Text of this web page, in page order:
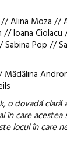
Alina Moza
Ioana
Pop //
o dovadă
care
locul în care